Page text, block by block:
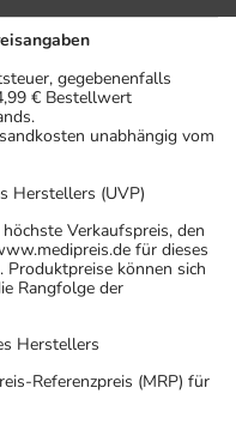
gegebenenfalls
€ Bestellwert
unabhängig vom
Herstellers (UVP)
höchste Verkaufspreis, den
für dieses
können sich
Rangfolge der
Herstellers
Referenzpreis (MRP) für